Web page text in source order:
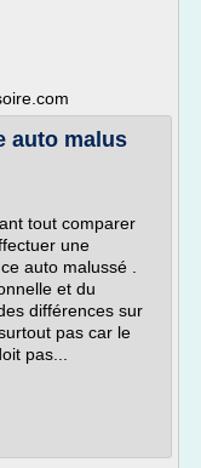
auto malus
tout comparer
une
auto malussé .
et du
différences sur
pas car le
pas...